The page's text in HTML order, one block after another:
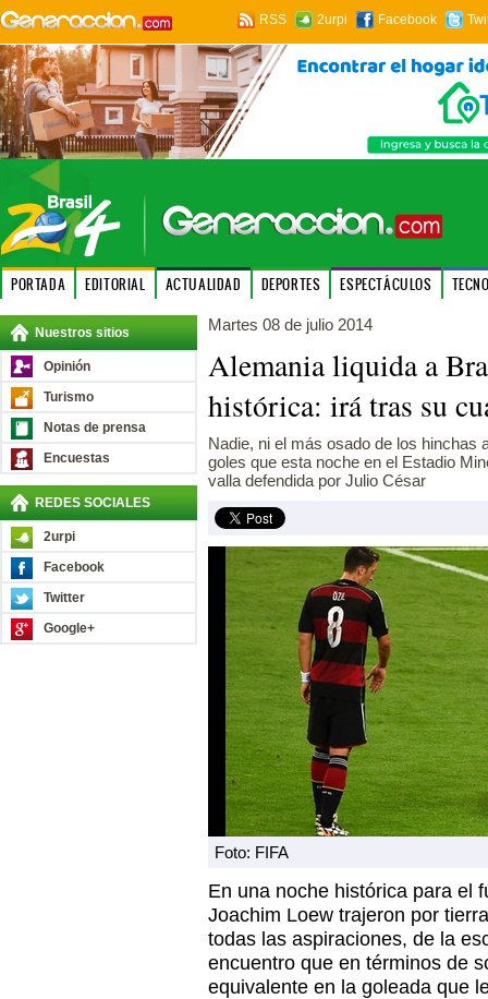
RSS 2urpi Facebook
PORTADA EDITORIAL ACTUALIDAD DEPORTES ESPECTÁCULOS
Nuestros sitios
Opinión
Turismo
Notas de prensa
Encuestas
REDES SOCIALES
2urpi
Facebook
Twitter
Google+
Martes 08 de julio 2014
Alemania liquida a
histórica: irá tras su
Nadie, ni el más osado de los hinchas
goles que esta noche en el Estadio
valla defendida por Julio César
Foto: FIFA
En una noche histórica para el
Joachim Loew trajeron por
todas las aspiraciones, de la
encuentro que en términos de
equivalente en la goleada que